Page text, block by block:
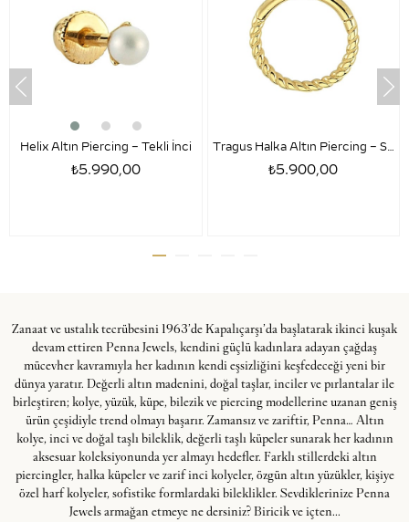
Helix Altın Piercing – Tekli İnci
₺5.990,00
Tragus Halka Altın Piercing – Sezar
₺5.900,00
Zanaat ve ustalık tecrübesini 1963’de Kapalıçarşı’da başlatarak ikinci kuşak
devam ettiren Penna Jewels, kendini güçlü kadınlara adayan çağdaş
mücevher kavramıyla her kadının kendi eşsizliğini keşfedeceği yeni bir
dünya yaratır. Değerli altın madenini, doğal taşlar, inciler ve pırlantalar ile
birleştiren; kolye, yüzük, küpe, bilezik ve piercing modellerine uzanan geniş
ürün çeşidiyle trend olmayı başarır. Zamansız ve zariftir, Penna… Altın
kolye, inci ve doğal taşlı bileklik, değerli taşlı küpeler sunarak her kadının
aksesuar koleksiyonunda yer almayı hedefler. Farklı stillerdeki altın
piercingler, halka küpeler ve zarif inci kolyeler, özgün altın yüzükler, kişiye
özel harf kolyeler, sofistike formlardaki bileklikler. Sevdiklerinize Penna
Jewels armağan etmeye ne dersiniz? Biricik ve içten...